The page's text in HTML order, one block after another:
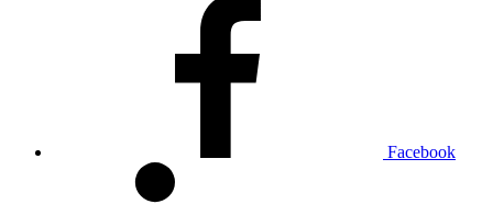
Facebook